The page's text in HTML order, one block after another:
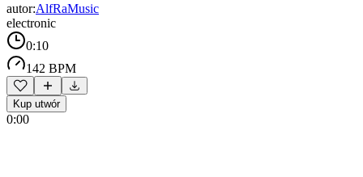
autor:AlfRaMusic
electronic
0:10
142 BPM
Kup utwór
0:00